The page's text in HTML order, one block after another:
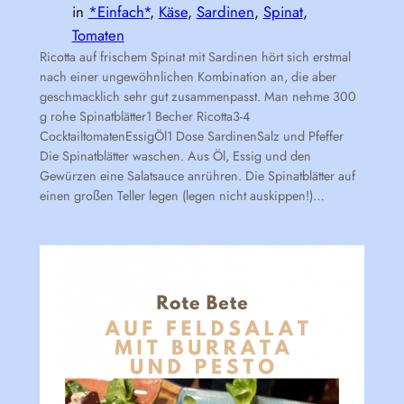
in *Einfach*, Käse, Sardinen, Spinat
Tomaten
Ricotta auf frischem Spinat mit Sardinen hört sich erstmal
nach einer ungewöhnlichen Kombination an, die aber
geschmacklich sehr gut zusammenpasst. Man nehme 300
g rohe Spinatblätter1 Becher Ricotta3-4
CocktailtomatenEssigÖl1 Dose SardinenSalz und Pfeffer
Die Spinatblätter waschen. Aus Öl, Essig und den
Gewürzen eine Salatsauce anrühren. Die Spinatblätter auf
einen großen Teller legen (legen nicht auskippen!)…